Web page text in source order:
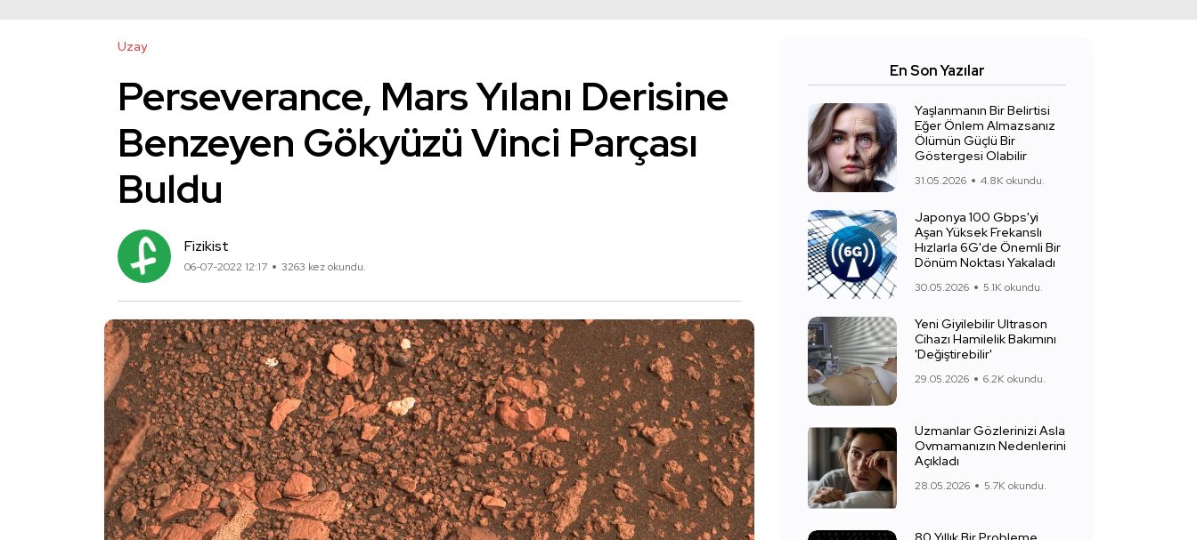
Uzay
Perseverance, Mars Yılanı Derisine
Benzeyen Gökyüzü Vinci Parçası
Buldu
Fizikist
06-07-2022 12:17 3263 kez okundu.
En Son Yazılar
Yaşlanmanın Bir Belirtisi
Eğer Önlem Almazsanız
Ölümün Güçlü Bir
Göstergesi Olabilir
31.05.2026 4.8K okundu.
Japonya 100 Gbps'yi
Aşan Yüksek Frekanslı
Hızlarla 6G'de Önemli Bir
Dönüm Noktası Yakaladı
30.05.2026 5.1K okundu.
Yeni Giyilebilir Ultrason
Cihazı Hamilelik Bakımını
'Değiştirebilir'
29.05.2026 6.2K okundu.
Uzmanlar Gözlerinizi Asla
Ovmamanızın Nedenlerini
Açıkladı
28.05.2026 5.7K okundu.